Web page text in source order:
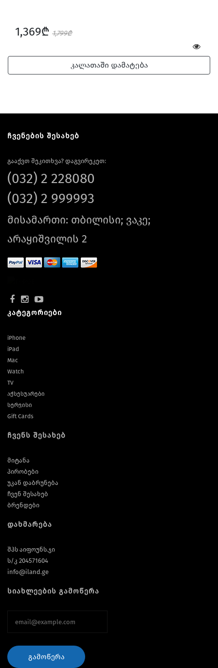
1,369₾ 1,799₾
კალათაში დამატება
ჩვენების შესახებ
გააქვთ შეკითხვა? დაგვირეკეთ:
(032) 2 228080
(032) 2 999993
მისამართი: თბილისი; ვაკე;
არაყიშვილის 2
კატეგორიები
iPhone
iPad
Mac
Watch
TV
აქსესუარები
სერვისი
Gift Cards
ჩვენს შესახებ
მიტანა
პირობები
უკან დაბრუნება
ჩვენ შესახებ
ბრენდები
დახმარება
შპს აიფოუნს.ჯი
ს/კ 204571604
info@iland.ge
სიახლეების გამოწერა
ᲒᲐᲛᲝᲬᲔᲠᲐ